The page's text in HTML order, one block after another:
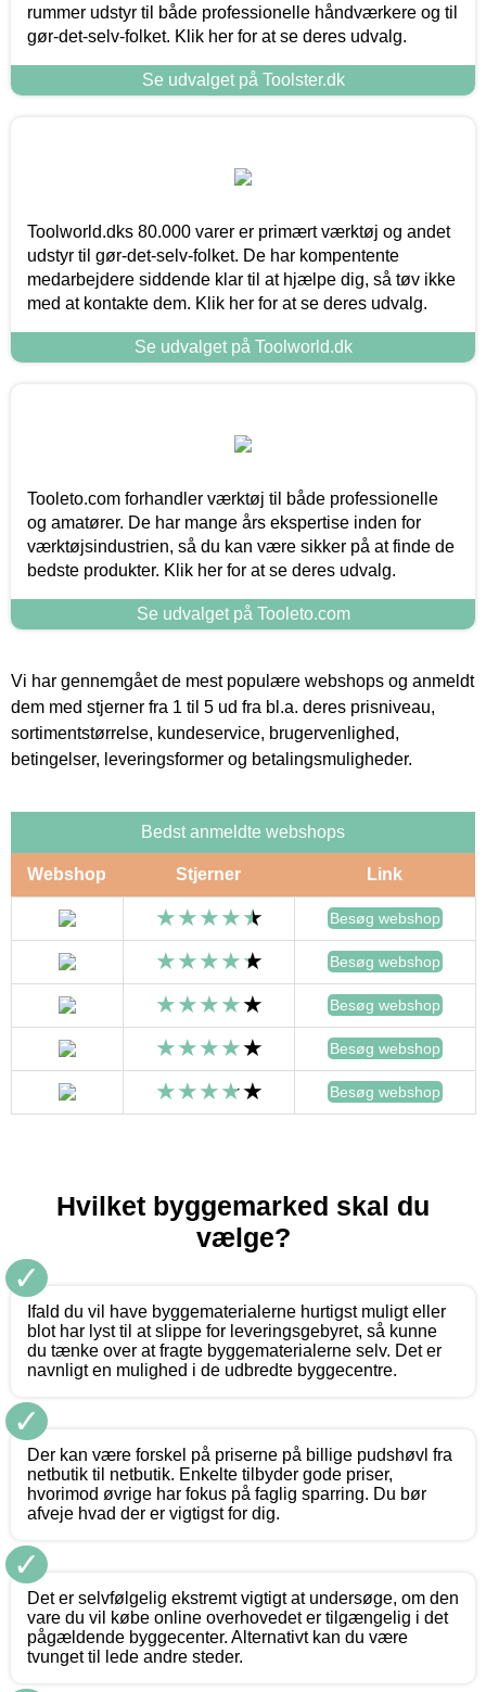
rummer udstyr til både professionelle håndværkere og til
gør-det-selv-folket. Klik her for at se deres udvalg.
Se udvalget på Toolster.dk
Toolworld.dks 80.000 varer er primært værktøj og andet
udstyr til gør-det-selv-folket. De har kompentente
medarbejdere siddende klar til at hjælpe dig, så tøv ikke
med at kontakte dem. Klik her for at se deres udvalg.
Se udvalget på Toolworld.dk
Tooleto.com forhandler værktøj til både professionelle
og amatører. De har mange års ekspertise inden for
værktøjsindustrien, så du kan være sikker på at finde de
bedste produkter. Klik her for at se deres udvalg.
Se udvalget på Tooleto.com
Vi har gennemgået de mest populære webshops og anmeldt
dem med stjerner fra 1 til 5 ud fra bl.a. deres prisniveau,
sortimentstørrelse, kundeservice, brugervenlighed,
betingelser, leveringsformer og betalingsmuligheder.
Bedst anmeldte webshops
Webshop Stjerner Link
Besøg webshop
Besøg webshop
Besøg webshop
Besøg webshop
Besøg webshop
Hvilket byggemarked skal du
vælge?
✓
Ifald du vil have byggematerialerne hurtigst muligt eller
blot har lyst til at slippe for leveringsgebyret, så kunne
du tænke over at fragte byggematerialerne selv. Det er
navnligt en mulighed i de udbredte byggecentre.
✓
Der kan være forskel på priserne på billige pudshøvl fra
netbutik til netbutik. Enkelte tilbyder gode priser,
hvorimod øvrige har fokus på faglig sparring. Du bør
afveje hvad der er vigtigst for dig.
✓
Det er selvfølgelig ekstremt vigtigt at undersøge, om den
vare du vil købe online overhovedet er tilgængelig i det
pågældende byggecenter. Alternativt kan du være
tvunget til lede andre steder.